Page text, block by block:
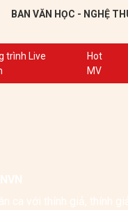
BAN VĂN HỌC - NGHỆ
trình Live
Hot
MV
ca với thính giả, thính